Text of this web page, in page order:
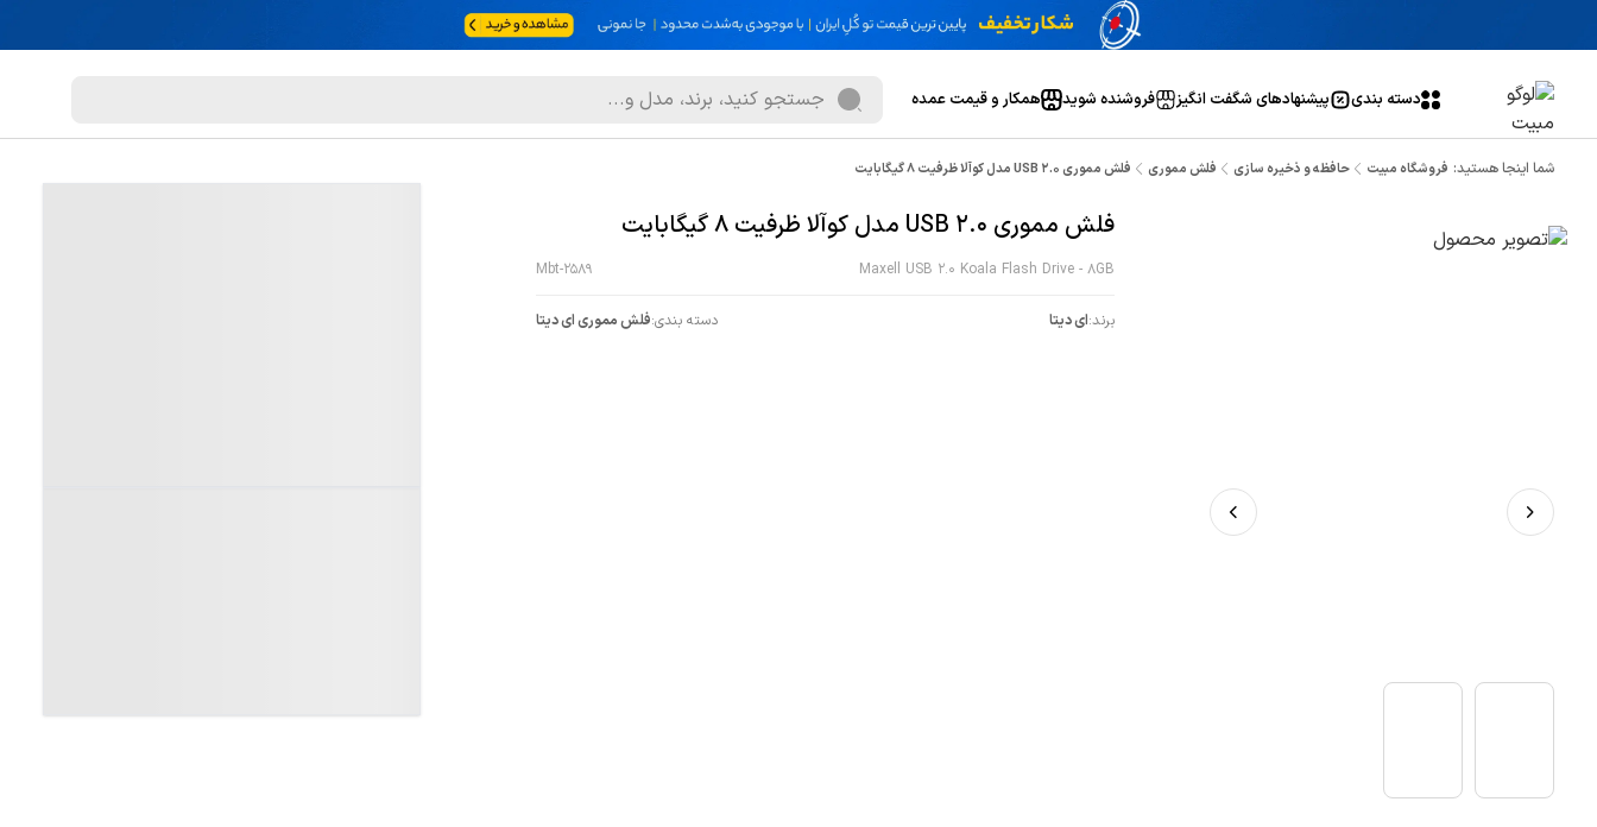
دسته بندی پیشنهاد‌های شگفت انگیز فروشنده شوید همکار و قیمت عمده
شما اینجا هستید: فروشگاه مبیت حافظه و ذخیره سازی فلش مموری فلش مموری USB 2.0 مدل کوآلا ظرفیت 8 گیگابایت
فلش مموری USB 2.0 مدل کوآلا ظرفیت 8 گیگابایت
Maxell USB 2.0 Koala Flash Drive - 8GB
Mbt-2589
برند:ای دیتا دسته بندی:فلش مموری ای دیتا